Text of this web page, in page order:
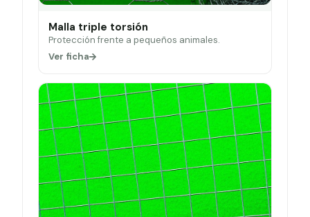
Malla triple torsión
Protección frente a pequeños animales.
Ver ficha